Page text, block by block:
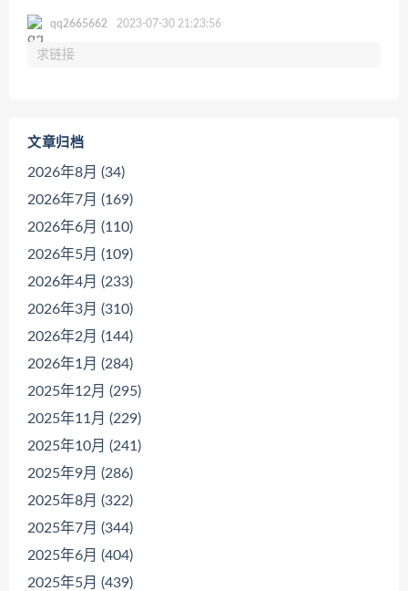
qq2665662 2023-07-30 21:23:56
求链接
文章归档
2026年8月 (34)
2026年7月 (169)
2026年6月 (110)
2026年5月 (109)
2026年4月 (233)
2026年3月 (310)
2026年2月 (144)
2026年1月 (284)
2025年12月 (295)
2025年11月 (229)
2025年10月 (241)
2025年9月 (286)
2025年8月 (322)
2025年7月 (344)
2025年6月 (404)
2025年5月 (439)